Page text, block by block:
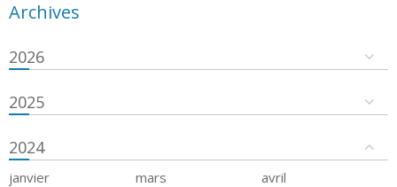
Archives
2026
2025
2024
janvier mars
avril